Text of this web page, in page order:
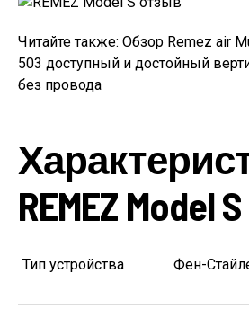
Читайте также: Обзор Remez air
503 доступный и достойный
без провода
REMEZ Model S
Тип устройства Фен-